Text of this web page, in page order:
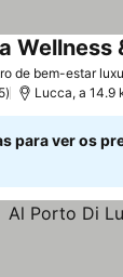
de bem-estar
Wellness
Lucca, a 14.9
para ver os